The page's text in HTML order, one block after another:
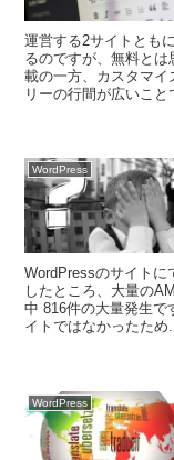
運営する2サイトとも
るのですが、無料と
載の一方、カスタマ
リーの行間が広いこと
WordPress
WordPressのサイトに
したところ、大量の
中 816件の大量発生で
イトではなかったため
WordPress